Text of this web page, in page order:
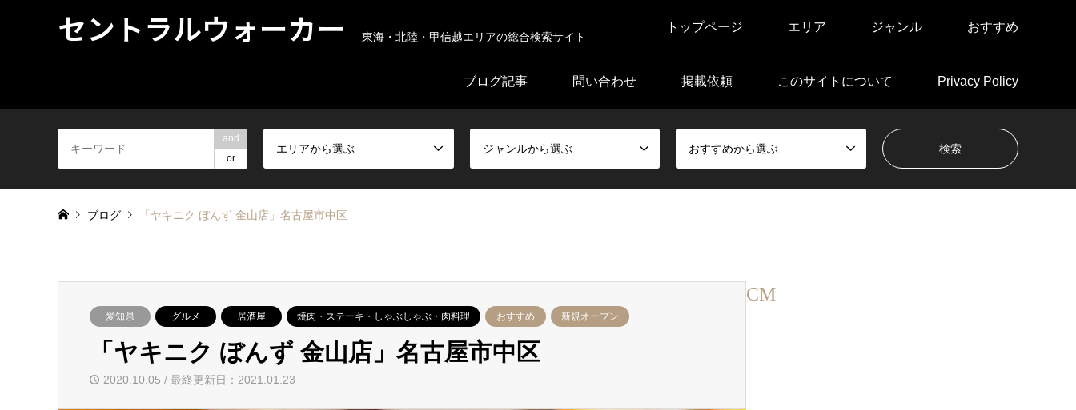
セントラルウォーカー 東海・北陸・甲信越エリアの総合検索サイト
トップページ エリア ジャンル おすすめ
ブログ記事 問い合わせ 掲載依頼 このサイトについて Privacy Policy
and
or
エリアから選ぶ ジャンルから選ぶ おすすめから選ぶ
ブログ 「ヤキニク ぼんず 金山店」名古屋市中区
愛知県 グルメ 居酒屋 焼肉・ステーキ・しゃぶしゃぶ・肉料理 おすすめ 新規オープン
「ヤキニク ぼんず 金山店」名古屋市中区
2020.10.05 / 最終更新日：2021.01.23
CM